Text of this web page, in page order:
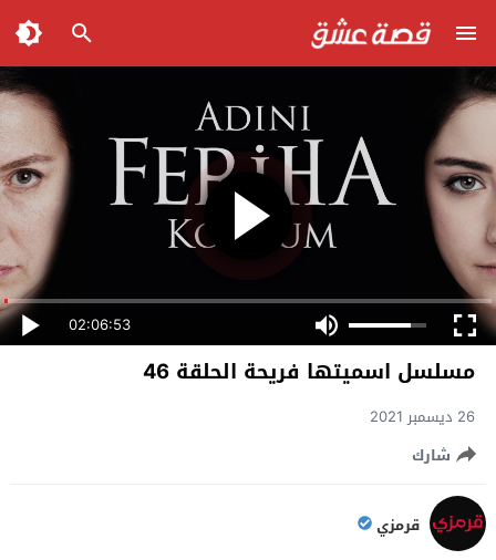
02:06:53
مسلسل اسميتها فريحة الحلقة 46
26 ديسمبر 2021
شارك
قرمزي